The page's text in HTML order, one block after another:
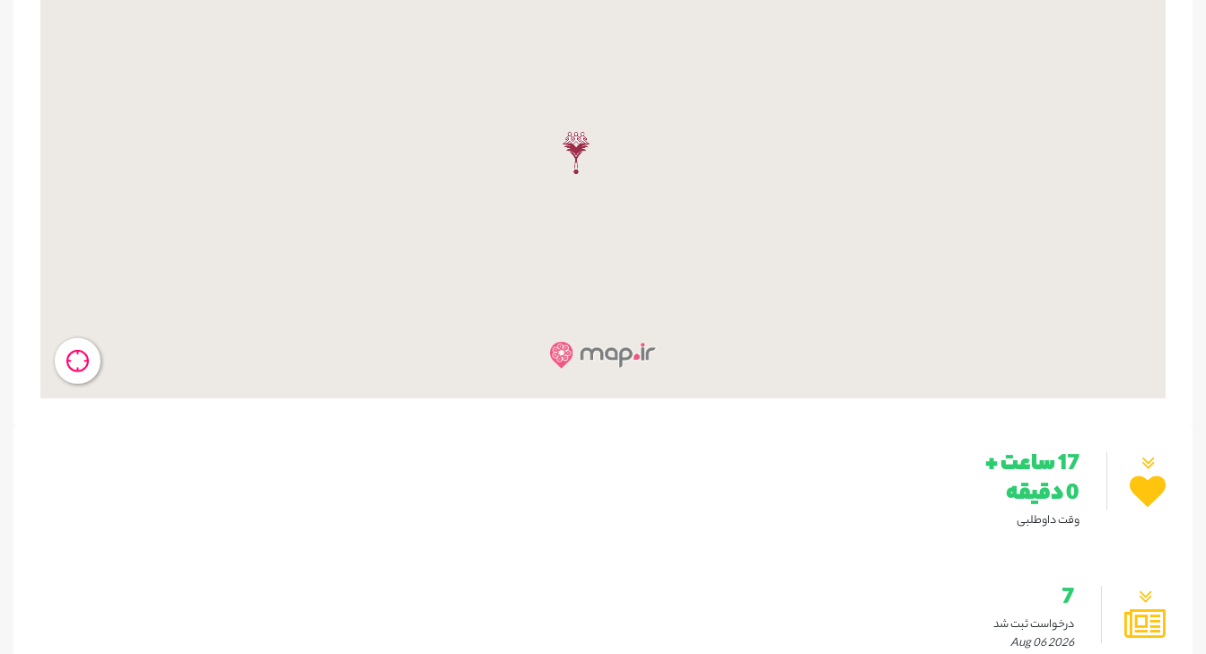
17 ساعت +
0 دقیقه
وقت داوطلبی
7
درخواست ثبت شد
Aug 06 2026